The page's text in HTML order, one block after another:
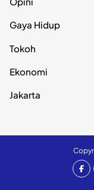
Gaya Hidup
Tokoh
Ekonomi
Jakarta